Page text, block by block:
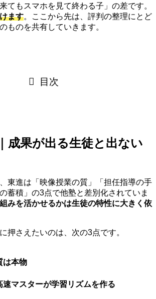
てもスマホを見て終わる子」の差です。
ます。ここから先は、評判の整理にとど
ものを共有していきます。
目次
成果が出る生徒と出ない
東進は「映像授業の質」「担任指導の手
蓄積」の3点で他塾と差別化されていま
みを活かせるかは生徒の特性に大きく依
押さえたいのは、次の3点です。
は本物
速マスターが学習リズムを作る